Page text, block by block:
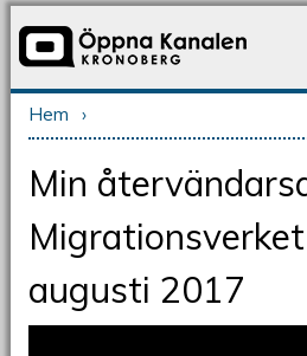
Du är här
Hem ›
Min
augusti 2017